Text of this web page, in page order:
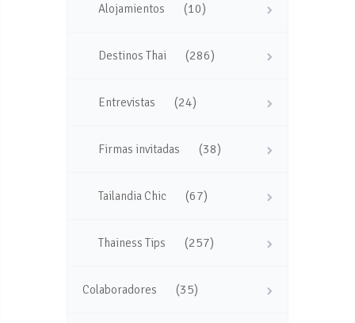
Alojamientos (10)
Destinos Thai (286)
Entrevistas (24)
Firmas invitadas (38)
Tailandia Chic (67)
Thainess Tips (257)
Colaboradores (35)